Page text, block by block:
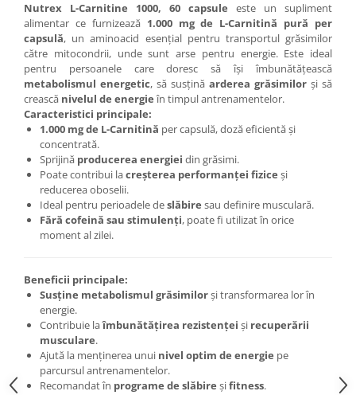
Scivation
Skill Nutrition
Smart Shake
Swanson
Under Armour
Universal
Vitargo
Weider
Zenana
Nutrex L-Carnitine 1000, 60 capsule este un supliment
alimentar ce furnizează 1.000 mg de L-Carnitină pură per
capsulă, un aminoacid esențial pentru transportul grăsimilor
către mitocondrii, unde sunt arse pentru energie. Este ideal
pentru persoanele care doresc să își îmbunătățească
metabolismul energetic, să susțină arderea grăsimilor și să
crească nivelul de energieîn timpul antrenamentelor.
Caracteristici principale:
1.000 mg de L-Carnitină per capsulă, doză eficientă și
concentrată.
Sprijină producerea energiei din grăsimi.
Poate contribui lacreșterea performanței fizice și
reducerea oboselii.
Ideal pentru perioadele deslăbire sau definire musculară.
Fără cofeină sau stimulenți, poate fi utilizat în orice
moment al zilei.
Beneficii principale:
Susține metabolismul grăsimilorși transformarea lor în
energie.
Contribuie laîmbunătățirea rezistenței și recuperării
musculare.
Ajută la menținerea unui nivel optim de energie pe
parcursul antrenamentelor.
Recomandat în programe de slăbire șifitness.